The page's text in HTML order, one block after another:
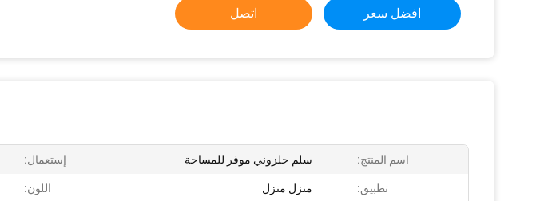
افضل سعر اتصل
اسم المنتج: سلم حلزوني موفر للمساحة إستعمال:
تطبيق: منزل منزل اللون: